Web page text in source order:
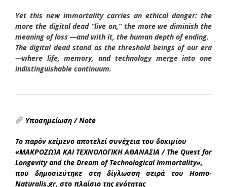
Yet this new immortality carries an ethical danger: the
more the digital dead “live on,” the more we diminish the
meaning of loss —and with it, the human depth of ending.
The digital dead stand as the threshold beings of our era
—where life, memory, and technology merge into one
indistinguishable continuum.
Υποσημείωση / Note
Το παρόν κείμενο αποτελεί συνέχεια του δοκιμίου
«ΜΑΚΡΟΖΩΊΑ ΚΑΙ ΤΕΧΝΟΛΟΓΙΚΗ ΑΘΑΝΑΣΙΑ / The Quest for
Longevity and the Dream of Technological Immortality»,
που δημοσιεύτηκε στη δίγλωσση σειρά του Homo-
Naturalis.gr, στο πλαίσιο της ενότητας